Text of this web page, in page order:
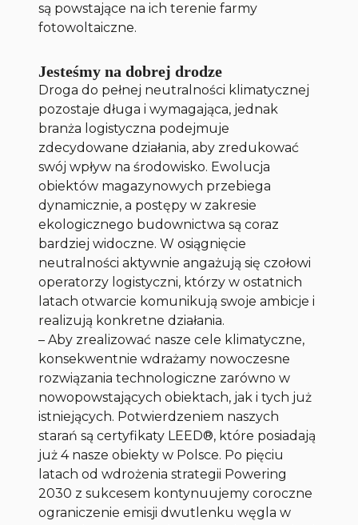
są powstające na ich terenie farmy
fotowoltaiczne.
Jesteśmy na dobrej drodze
Droga do pełnej neutralności klimatycznej
pozostaje długa i wymagająca, jednak
branża logistyczna podejmuje
zdecydowane działania, aby zredukować
swój wpływ na środowisko. Ewolucja
obiektów magazynowych przebiega
dynamicznie, a postępy w zakresie
ekologicznego budownictwa są coraz
bardziej widoczne. W osiągnięcie
neutralności aktywnie angażują się czołowi
operatorzy logistyczni, którzy w ostatnich
latach otwarcie komunikują swoje ambicje i
realizują konkretne działania.
– Aby zrealizować nasze cele klimatyczne,
konsekwentnie wdrażamy nowoczesne
rozwiązania technologiczne zarówno w
nowopowstających obiektach, jak i tych już
istniejących. Potwierdzeniem naszych
starań są certyfikaty LEED®, które posiadają
już 4 nasze obiekty w Polsce. Po pięciu
latach od wdrożenia strategii Powering
2030 z sukcesem kontynuujemy coroczne
ograniczenie emisji dwutlenku węgla w